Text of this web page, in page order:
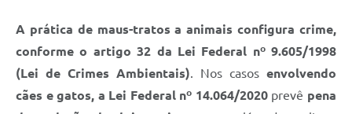
A prática de maus-tratos a animais configura crime,
conforme o artigo 32 da Lei Federal nº 9.605/1998
(Lei de Crimes Ambientais) . Nos casos envolvendo
cães e gatos, a Lei Federal nº 14.064/2020prevê pena